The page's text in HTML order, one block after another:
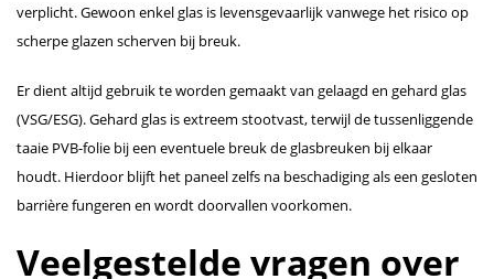
verplicht. Gewoon enkel glas is levensgevaarlijk vanwege het risico op
scherpe glazen scherven bij breuk.
Er dient altijd gebruik te worden gemaakt van gelaagd en gehard glas
(VSG/ESG). Gehard glas is extreem stootvast, terwijl de tussenliggende
taaie PVB-folie bij een eventuele breuk de glasbreuken bij elkaar
houdt. Hierdoor blijft het paneel zelfs na beschadiging als een gesloten
barrière fungeren en wordt doorvallen voorkomen.
Veelgestelde vragen over